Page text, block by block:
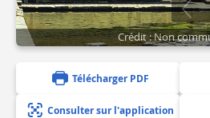
Crédit : Non
Télécharger PDF
Consulter sur l'application